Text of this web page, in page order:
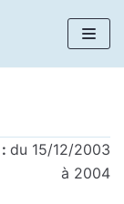
du 15/12/2003
à 2004